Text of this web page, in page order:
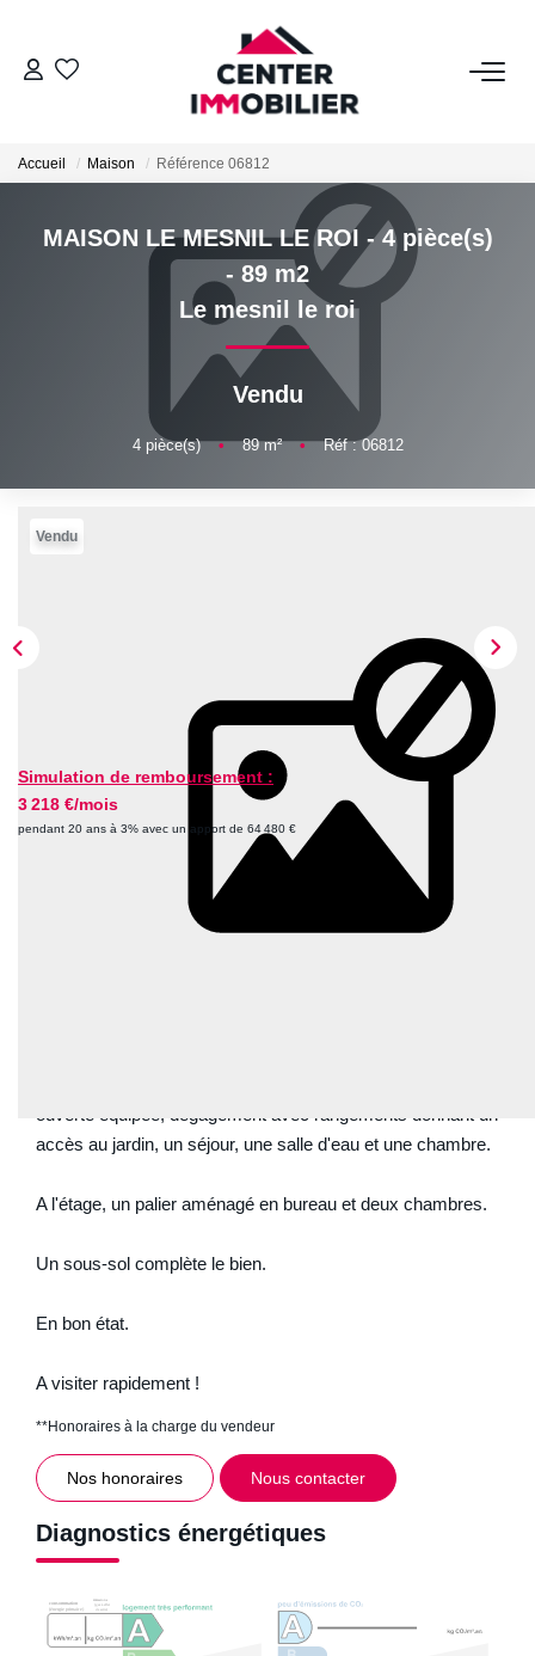
ACHETER
Nos Biens
Calculettes Financières
LOUER
Nos Biens
Déposer Un Dossier
Nos Biens Vendus
Nos Actualités
CONTACT
Accueil Maison Référence 06812
MAISON LE MESNIL LE ROI - 4 pièce(s)
- 89 m2
Le mesnil le roi
Vendu
4pièce(s) • 89m² • Réf : 06812
Vendu
Simulation de remboursement :
3 218 €/mois
pendant 20 ans à 3% avec un apport de 64 480 €
ouverte équipée, dégagement avec rangements donnant un
accès au jardin, un séjour, une salle d'eau et une chambre.
A l'étage, un palier aménagé en bureau et deux chambres.
Un sous-sol complète le bien.
En bon état.
A visiter rapidement !
**Honoraires à la charge du vendeur
Nos honoraires Nous contacter
Diagnostics énergétiques